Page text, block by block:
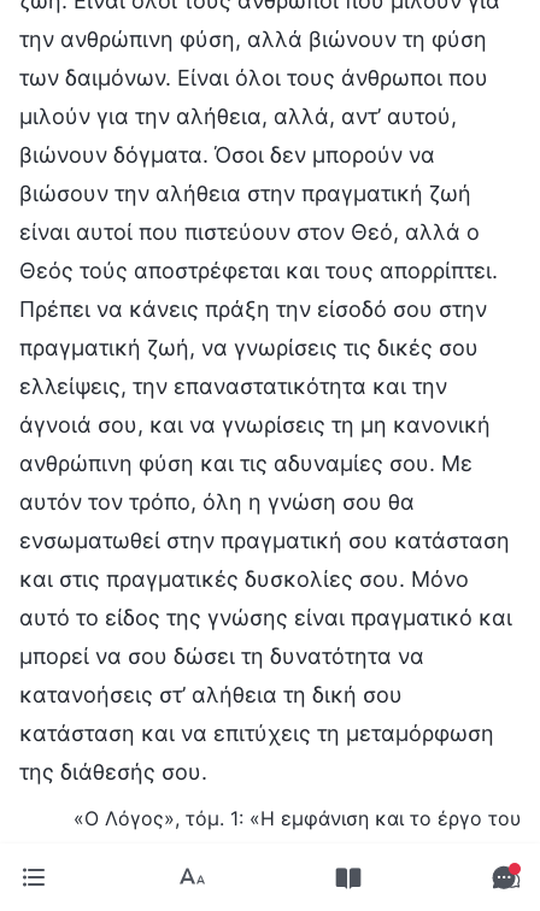
την ανθρώπινη φύση, αλλά βιώνουν τη φύση
των δαιμόνων. Είναι όλοι τους άνθρωποι που
μιλούν για την αλήθεια, αλλά, αντ’ αυτού,
βιώνουν δόγματα. Όσοι δεν μπορούν να
βιώσουν την αλήθεια στην πραγματική ζωή
είναι αυτοί που πιστεύουν στον Θεό, αλλά ο
Θεός τούς αποστρέφεται και τους απορρίπτει.
Πρέπει να κάνεις πράξη την είσοδό σου στην
πραγματική ζωή, να γνωρίσεις τις δικές σου
ελλείψεις, την επαναστατικότητα και την
άγνοιά σου, και να γνωρίσεις τη μη κανονική
ανθρώπινη φύση και τις αδυναμίες σου. Με
αυτόν τον τρόπο, όλη η γνώση σου θα
ενσωματωθεί στην πραγματική σου κατάσταση
και στις πραγματικές δυσκολίες σου. Μόνο
αυτό το είδος της γνώσης είναι πραγματικό και
μπορεί να σου δώσει τη δυνατότητα να
κατανοήσεις στ’ αλήθεια τη δική σου
κατάσταση και να επιτύχεις τη μεταμόρφωση
της διάθεσής σου.
«Ο Λόγος», τόμ. 1: «Η εμφάνιση και το έργο του
πραγματική ζωή